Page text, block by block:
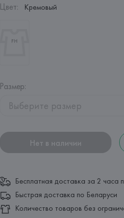
Цвет: Кремовый
Размер:
Выберите размер
Нет в наличии
Бесплатная доставка за 2 часа
Быстрая доставка по Беларуси
Количество товаров без